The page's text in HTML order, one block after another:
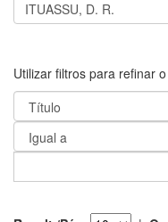
Utilizar filtros para refinar